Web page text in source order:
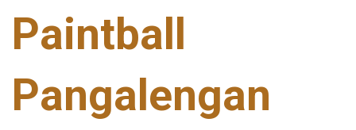
Paintball
Pangalengan